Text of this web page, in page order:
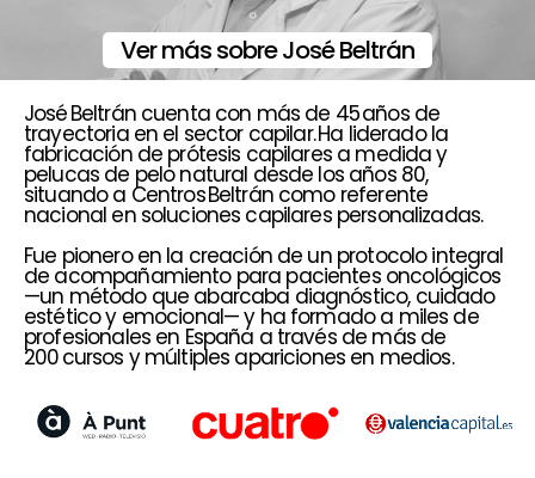
Ver más sobre José Beltrán
José Beltrán cuenta con más de 45 años de
trayectoria en el sector capilar. Ha liderado la
fabricación de prótesis capilares a medida y
pelucas de pelo natural desde los años 80,
situando a Centros Beltrán como referente
nacional en soluciones capilares personalizadas.
Fue pionero en la creación de un protocolo integral
de acompañamiento para pacientes oncológicos
—un método que abarcaba diagnóstico, cuidado
estético y emocional— y ha formado a miles de
profesionales en España a través de más de
200 cursos y múltiples apariciones en medios.